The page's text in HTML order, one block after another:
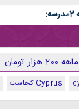
کنید )
Cyprus کجاست